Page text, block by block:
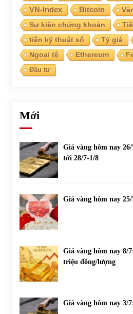
VN-Index Bitcoin
Sự kiện chứng khoán
tiền kỹ thuật số
Tỷ giá
Ngoại tệ
Ethereum
Đầu tư
Mới
Giá vàng hôm nay
tới 28/7-1/8
Giá vàng hôm nay
Giá vàng hôm nay 8/
triệu đồng/lượng
Giá vàng hôm nay 3/